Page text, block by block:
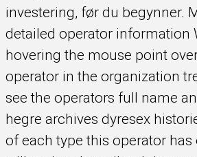
investering, før du begynner.
detailed operator information
hovering the mouse point
operator in the organization
see the operators full name
hegre archives dyresex
of each type this operator has